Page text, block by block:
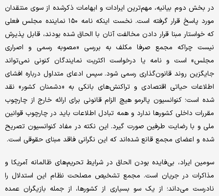
در بخش دوم بیانیه، مهم‌ترین ایرادات و ابهامات ذکرشده از سوی منتقدان
مورد پاسخ قرار گرفته است. نخست اینکه نامه ۱۵۰ نماینده مجلس فعلی
که خواستار مبنا قرار دادن مخالفت آنان با الحاق شده بودند، قابل پذیرش
نیست چراکه مجمع صرفا مکلف به بررسی «مصوبه رسمی و اصراری
مجلس» است و نامه یا درخواست اکثریت نمایندگان کنونی نمی‌تواند
جایگزین روند قانون‌گذاری رسمی شود. سپس ادعای متداول درباره افشای
اطلاعات حیاتی اقتصادی و تراکنش‌های بانکی به «دشمنان کشور» نقد
شده است؛ کنوانسیون پالرمو هیچ الزام قانونی برای ارائه خارج از چارچوب
مقررات داخلی کشورها ندارد و همه تبادل اطلاعات باید در چارچوب قوانین
ملی و با رضایت طرفین صورت گیرد. این نکته در مفاد کنوانسیون تصریح
شده و اعضای مجمع قانع شده‌اند که این نگرانی فاقد مبنای حقوقی است.
سومین ایراد، بی‌فایده ‌بودن الحاق در شرایط تحریم‌های ظالمانه آمریکا و
مذاکرات در جریان است. مجمع تشخیص مصلحت نظام این استدلال را
نادرست می‌داند؛ از یک سو بسیاری از کشورها، از جمله بازیگران عمده